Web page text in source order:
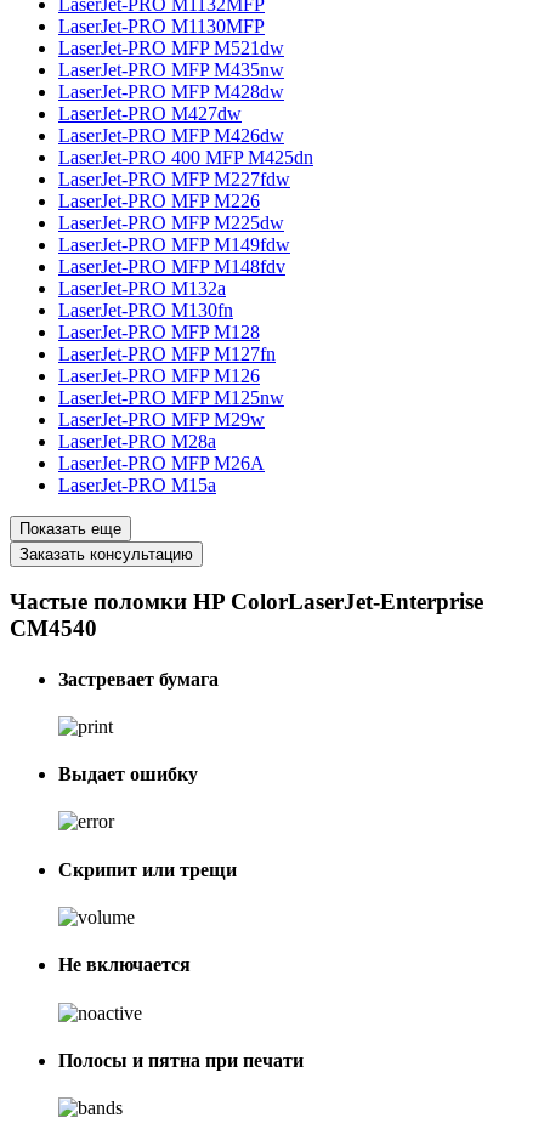
LaserJet-PRO M1130MFP
LaserJet-PRO MFP M521dw
LaserJet-PRO MFP M435nw
LaserJet-PRO MFP M428dw
LaserJet-PRO M427dw
LaserJet-PRO MFP M426dw
LaserJet-PRO 400 MFP M425dn
LaserJet-PRO MFP M227fdw
LaserJet-PRO MFP M226
LaserJet-PRO MFP M225dw
LaserJet-PRO MFP M149fdw
LaserJet-PRO MFP M148fdv
LaserJet-PRO M132a
LaserJet-PRO M130fn
LaserJet-PRO MFP M128
LaserJet-PRO MFP M127fn
LaserJet-PRO MFP M126
LaserJet-PRO MFP M125nw
LaserJet-PRO MFP M29w
LaserJet-PRO M28a
LaserJet-PRO MFP M26A
LaserJet-PRO M15a
Показать еще
Заказать консультацию
Частые поломки HP ColorLaserJet-Enterprise
CM4540
Застревает бумага
Выдает ошибку
Скрипит или трещи
Не включается
Полосы и пятна при печати